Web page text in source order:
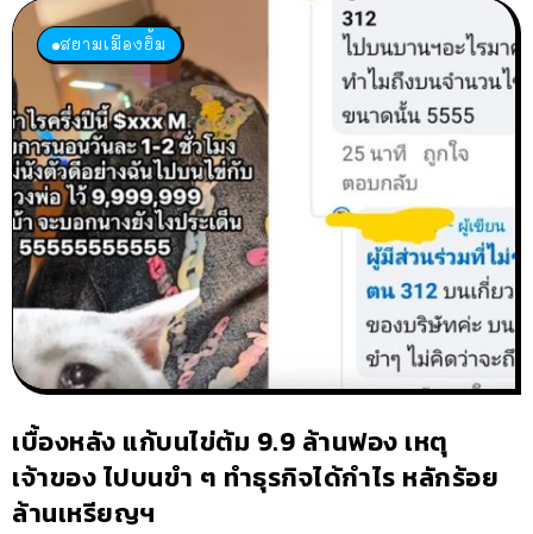
สยามเมืองยิ้ม
เบื้องหลัง แก้บนไข่ต้ม 9.9 ล้านฟอง เหตุ
เจ้าของ ไปบนขำ ๆ ทำธุรกิจได้กำไร หลักร้อย
ล้านเหรียญฯ